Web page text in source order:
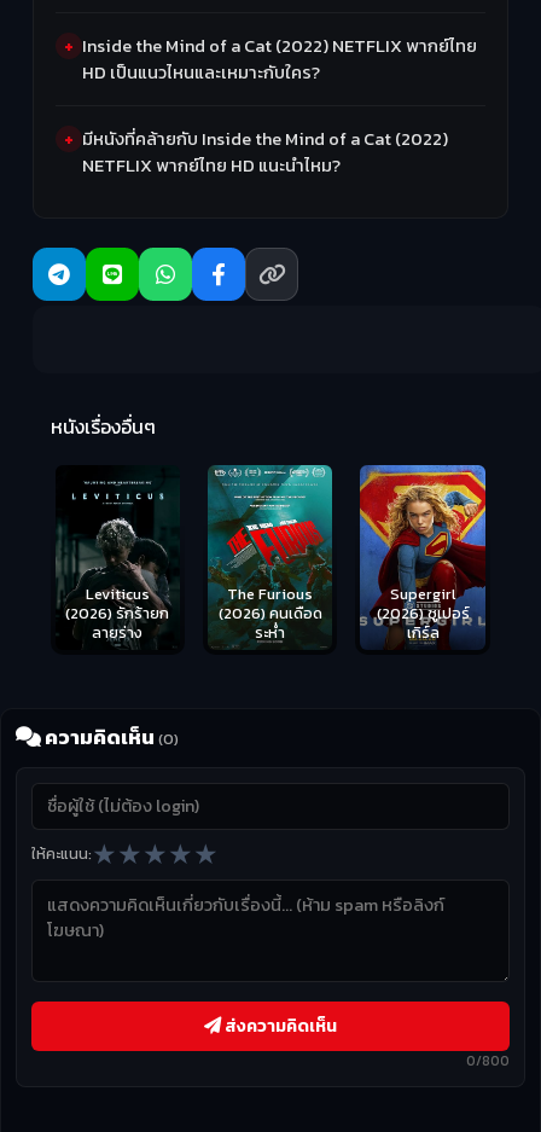
Inside the Mind of a Cat (2022) NETFLIX พากย์ไทย
HD เป็นแนวไหนและเหมาะกับใคร?
มีหนังที่คล้ายกับ Inside the Mind of a Cat (2022)
NETFLIX พากย์ไทย HD แนะนำไหม?
หนังเรื่องอื่นๆ
Leviticus
(2026) รักร้ายก
ลายร่าง
The Furious
(2026) คนเดือด
ระห่ำ
Supergirl
(2026) ซูเปอร์
เกิร์ล
ความคิดเห็น (0)
ให้คะแนน:★★★★★
0/800
ส่งความคิดเห็น